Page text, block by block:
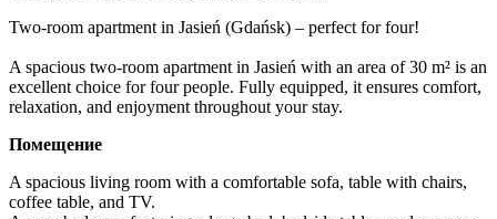
Two-room apartment in Jasień (Gdańsk) – perfect for four!
A spacious two-room apartment in Jasień with an area of 30 m² is an
excellent choice for four people. Fully equipped, it ensures comfort,
relaxation, and enjoyment throughout your stay.
Помещение
A spacious living room with a comfortable sofa, table with chairs,
coffee table, and TV.